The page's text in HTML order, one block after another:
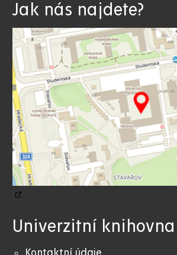
Jak nás najdete?
Univerzitní knihovna